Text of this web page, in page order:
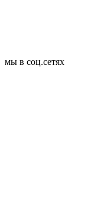
мы в соц.сетях